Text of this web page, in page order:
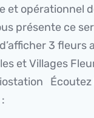
et opérationnel
présente ce
3 fleurs
et Villages
Écoutez